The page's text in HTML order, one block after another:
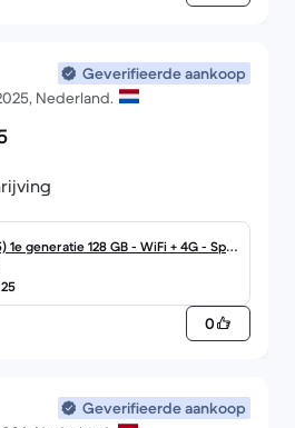
Geverifieerde aankoop
Nederland.
1e generatie 128 GB - WiFi + 4G - Spac
0
Geverifieerde aankoop